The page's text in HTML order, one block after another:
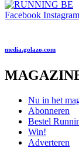
Facebook Instagram
media.golazo.com
Nu in het
Abonneren
Bestel
Win!
Adverteren